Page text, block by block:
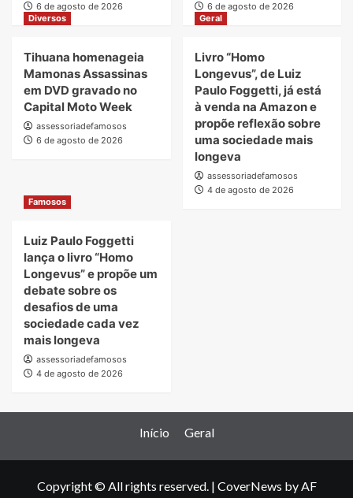
6 de agosto de 2026
6 de agosto de 2026
Diversos
Tihuana homenageia
Mamonas Assassinas
em DVD gravado no
Capital Moto Week
assessoriadefamosos
6 de agosto de 2026
Geral
Livro “Homo
Longevus”, de Luiz
Paulo Foggetti, já está
à venda na Amazon e
propõe reflexão sobre
uma sociedade mais
longeva
assessoriadefamosos
4 de agosto de 2026
Famosos
Luiz Paulo Foggetti
lança o livro “Homo
Longevus” e propõe um
debate sobre os
desafios de uma
sociedade cada vez
mais longeva
assessoriadefamosos
4 de agosto de 2026
Início Geral
Copyright © All rights reserved. | CoverNews by AF